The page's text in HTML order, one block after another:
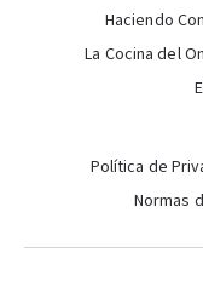
Haciendo
La Cocina del
Política de
Normas